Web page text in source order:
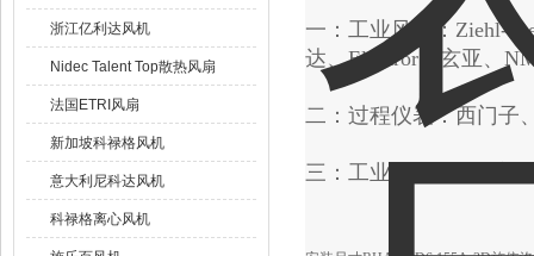
浙江亿利达风机
Nidec Talent Top散热风扇
法国ETRI风扇
新加坡科禄格风机
意大利尼科达风机
科禄格离心风机
一 ：工业风扇：Ziehl-
达、Elektror、玄亚、
二 ：过程仪表：西门子
三：工业自动化：西门